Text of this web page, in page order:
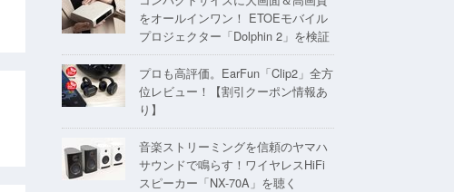
をオールインワン！ ETOEモバイル
プロジェクター「Dolphin 2」を検証
プロも高評価。EarFun「Clip2」全方
位レビュー！【割引クーポン情報あ
り】
音楽ストリーミングを信頼のヤマハ
サウンドで鳴らす！ワイヤレスHiFi
スピーカー「NX-70A」を聴く